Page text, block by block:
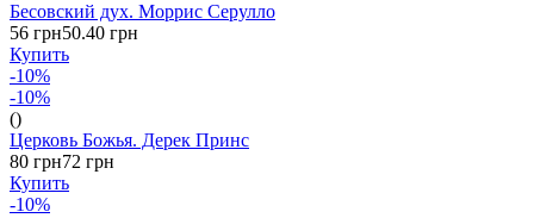
Бесовский дух. Моррис Серулло
56 грн50.40 грн
Купить
-10%
-10%
()
Церковь Божья. Дерек Принс
80 грн72 грн
Купить
-10%